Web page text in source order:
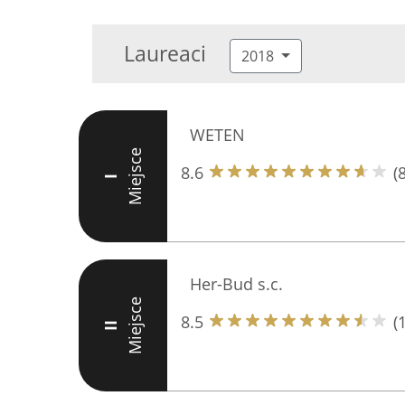
Laureaci 2018
I Miejsce
WETEN
8.6
II Miejsce
Her-Bud s.c.
8.5